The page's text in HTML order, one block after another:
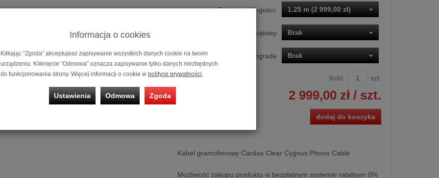
Dostępne długości: 1.25 m (2 999,00 zł)
Wtyk DIN kątowy Brak
Cardas CG XLR Upgrade Brak
Ilość: szt.
2 999,00 zł/ szt.
dodaj do koszyka
Kabel gramofonowy Cardas Clear Cygnus Phono Cable
Możliwość zakupu produktu w bezpłatnym systemie ratalnym 0%
Informacja o cookies
Klikając “Zgoda” akceptujesz zapisywanie wszystkich danych cookie na twoim
urządzeniu. Kliknięcie “Odmowa” oznacza zapisywanie tylko danych niezbędnych
do funkcjonowania strony. Więcej informacji o cookie w polityce prywatności.
Ustawienia Odmowa Zgoda